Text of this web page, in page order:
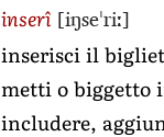
inserî [iŋseˈriː]
inserisci il
metti o biggetto
includere,